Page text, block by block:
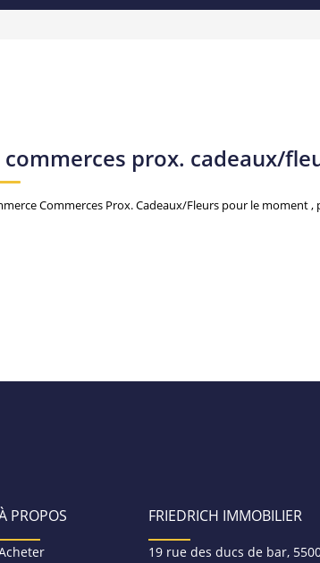
prox. cadeaux/
Commerces Prox. Cadeaux/Fleurs pour le moment
PROPOS FRIEDRICH IMMOBILIER
19 rue des ducs de bar,